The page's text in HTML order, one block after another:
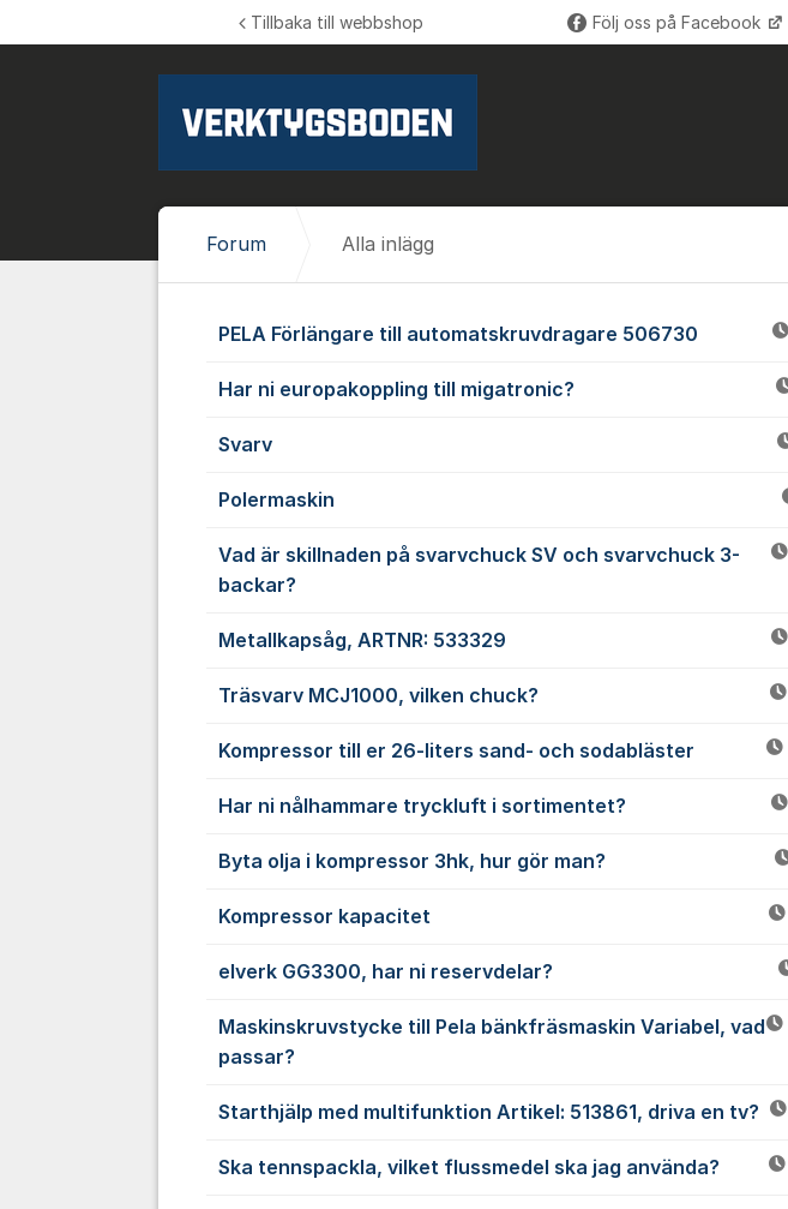
Tillbaka till webbshop Följ oss på Facebook
Forum Alla inlägg
Alla inlägg
PELA Förlängare till automatskruvdragare 506730
Har ni europakoppling till migatronic?
Svarv
Polermaskin
Vad är skillnaden på svarvchuck SV och svarvchuck 3-
backar?
Metallkapsåg, ARTNR: 533329
Träsvarv MCJ1000, vilken chuck?
Kompressor till er 26-liters sand- och sodabläster
Har ni nålhammare tryckluft i sortimentet?
Byta olja i kompressor 3hk, hur gör man?
Kompressor kapacitet
elverk GG3300, har ni reservdelar?
Maskinskruvstycke till Pela bänkfräsmaskin Variabel, vad
passar?
Starthjälp med multifunktion Artikel: 513861, driva en tv?
Ska tennspackla, vilket flussmedel ska jag använda?